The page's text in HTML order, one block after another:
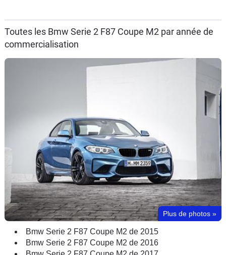
Moto
Marques
Toutes les Bmw Serie 2 F87 Coupe M2 par année de
commercialisation
Plus de photos »
Bmw Serie 2 F87 Coupe M2 de 2015
Bmw Serie 2 F87 Coupe M2 de 2016